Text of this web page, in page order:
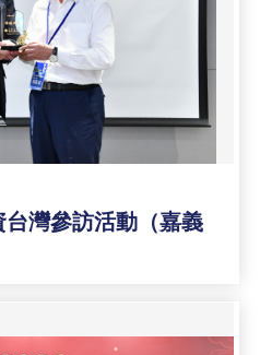
灣參訪活動（嘉義